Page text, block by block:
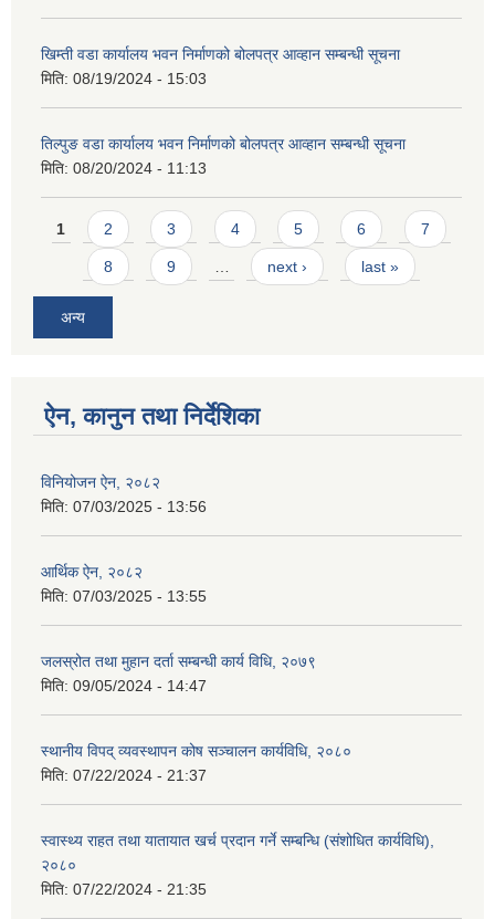
खिम्ती वडा कार्यालय भवन निर्माणको बोलपत्र आव्हान सम्बन्धी सूचना
मिति: 08/19/2024 - 15:03
तिल्पुङ वडा कार्यालय भवन निर्माणको बोलपत्र आव्हान सम्बन्धी सूचना
मिति: 08/20/2024 - 11:13
Pages
1 2 3 4 5 6 7
8 9 next › last »
अन्य
ऐन, कानुन तथा निर्देशिका
विनियोजन ऐन, २०८२
मिति: 07/03/2025 - 13:56
आर्थिक ऐन, २०८२
मिति: 07/03/2025 - 13:55
जलस्रोत तथा मुहान दर्ता सम्बन्धी कार्य विधि, २०७९
मिति: 09/05/2024 - 14:47
स्थानीय विपद् व्यवस्थापन कोष सञ्चालन कार्यविधि, २०८०
मिति: 07/22/2024 - 21:37
स्वास्थ्य राहत तथा यातायात खर्च प्रदान गर्ने सम्बन्धि (संशोधित कार्यविधि),
२०८०
मिति: 07/22/2024 - 21:35